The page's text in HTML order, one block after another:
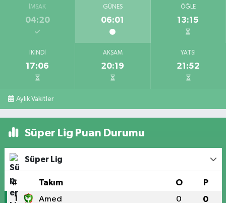
İMSAK
04:20
GÜNEŞ
06:01
ÖĞLE
13:15
İKINDI
17:06
AKŞAM
20:19
YATSI
21:52
Aylık Vakitler
Süper Lig Puan Durumu
Süper Lig
# Takım O P
1 Amed 0 0